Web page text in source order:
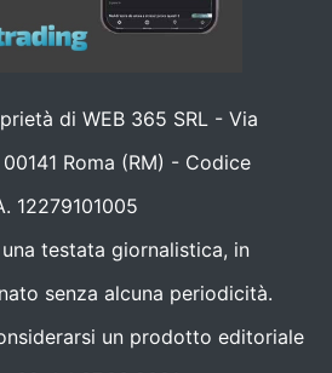
di WEB 365 SRL - Via
Roma (RM) - Codice
12279101005
testata giornalistica, in
senza alcuna periodicità.
un prodotto editoriale